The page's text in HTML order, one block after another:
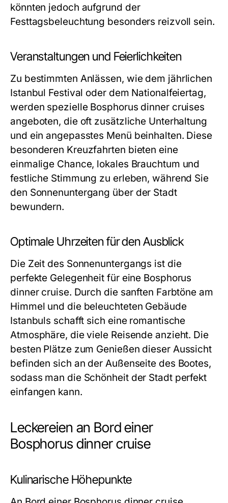
könnten jedoch aufgrund der
Festtagsbeleuchtung besonders reizvoll sein.
Veranstaltungen und Feierlichkeiten
Zu bestimmten Anlässen, wie dem jährlichen
Istanbul Festival oder dem Nationalfeiertag,
werden spezielle Bosphorus dinner cruises
angeboten, die oft zusätzliche Unterhaltung
und ein angepasstes Menü beinhalten. Diese
besonderen Kreuzfahrten bieten eine
einmalige Chance, lokales Brauchtum und
festliche Stimmung zu erleben, während Sie
den Sonnenuntergang über der Stadt
bewundern.
Optimale Uhrzeiten für den Ausblick
Die Zeit des Sonnenuntergangs ist die
perfekte Gelegenheit für eine Bosphorus
dinner cruise. Durch die sanften Farbtöne am
Himmel und die beleuchteten Gebäude
Istanbuls schafft sich eine romantische
Atmosphäre, die viele Reisende anzieht. Die
besten Plätze zum Genießen dieser Aussicht
befinden sich an der Außenseite des Bootes,
sodass man die Schönheit der Stadt perfekt
einfangen kann.
Leckereien an Bord einer
Bosphorus dinner cruise
Kulinarische Höhepunkte